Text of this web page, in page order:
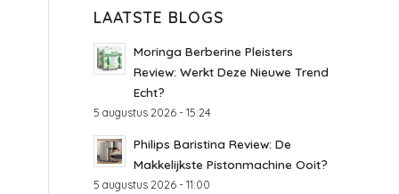
LAATSTE BLOGS
Moringa Berberine Pleisters
Review: Werkt Deze Nieuwe Trend
Echt?
5 augustus 2026 - 15:24
Philips Baristina Review: De
Makkelijkste Pistonmachine Ooit?
5 augustus 2026 - 11:00